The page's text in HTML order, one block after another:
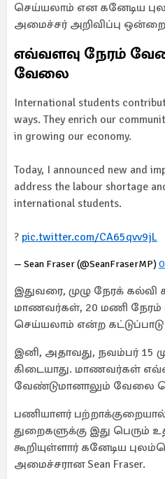
செய்யலாம் என கனேடிய
அமைச்சர் அறிவிப்பு ஒன்றை
எவ்வளவு நேரம்
வேலை
International students
ways. They enrich our
in growing our economy.
Today, I announced new and
address the labour shortage
international students.
? pic.twitter.com/CA65qvv9jL
— Sean Fraser (@SeanFraserMP)
இதுவரை, முழு நேரக் கல்வி
மாணவர்கள், 20 மணி நேரம்
செய்யலாம் என்ற கட்டுப்பாடு
இனி, அதாவது, நவம்பர் 15
கிடையாது. மாணவர்கள்
வேண்டுமானாலும் வேலை
பணியாளர் பற்றாக்குறையால்
துறைகளுக்கு இது பெரும்
கூறியுள்ளார் கனேடிய
அமைச்சரான Sean Fraser.